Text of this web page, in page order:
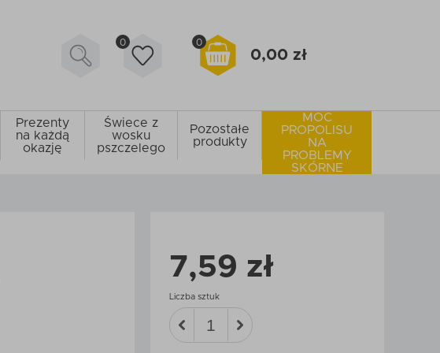
0 0
0,00 zł
Prezenty
na każdą
okazję
Świece z
wosku
pszczelego
Pozostałe
produkty
MOC
PROPOLISU
NA
PROBLEMY
SKÓRNE
7,59 zł
Liczba sztuk